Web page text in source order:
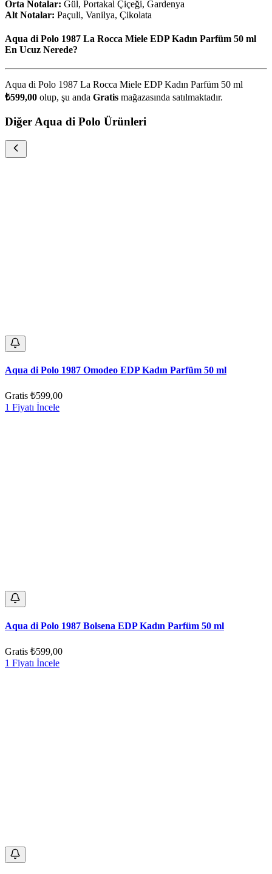
Orta Notalar: Gül, Portakal Çiçeği, Gardenya
Alt Notalar: Paçuli, Vanilya, Çikolata
Aqua di Polo 1987 La Rocca Miele EDP Kadın Parfüm 50 ml
En Ucuz Nerede?
Aqua di Polo 1987 La Rocca Miele EDP Kadın Parfüm 50 ml
₺599,00 olup, şu anda Gratis mağazasında satılmaktadır.
Diğer Aqua di Polo Ürünleri
Aqua di Polo 1987 Omodeo EDP Kadın Parfüm 50 ml
Gratis ₺599,00
1 Fiyatı İncele
Aqua di Polo 1987 Bolsena EDP Kadın Parfüm 50 ml
Gratis ₺599,00
1 Fiyatı İncele